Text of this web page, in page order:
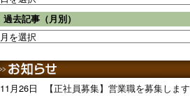
過去記事（月別）
11月26日 【正社員募集】営業職を募集します